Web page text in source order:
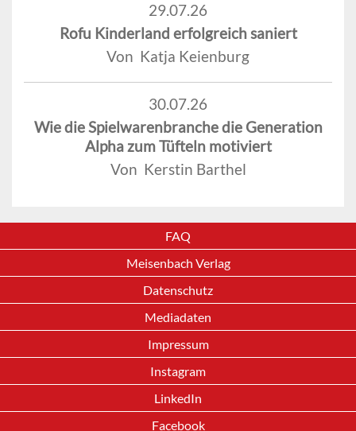
29.07.26
Rofu Kinderland erfolgreich saniert
Von Katja Keienburg
30.07.26
Wie die Spielwarenbranche die Generation
Alpha zum Tüfteln motiviert
Von Kerstin Barthel
FAQ
Meisenbach Verlag
Datenschutz
Mediadaten
Impressum
Instagram
LinkedIn
Facebook